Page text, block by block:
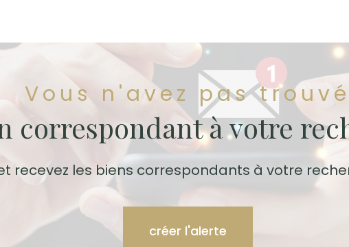
Vous n'avez pas trouvé
correspondant à votre
recevez les biens correspondants à votre
créer l'alerte